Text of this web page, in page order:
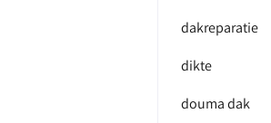
dakreparatie
dikte
douma dak